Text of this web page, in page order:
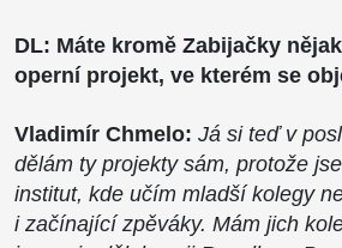
DL: Máte kromě Zabijačky
operní projekt, ve kterém se
Vladimír Chmelo: Já si teď v
dělám ty projekty sám, protože
institut, kde učím mladší kolegy
i začínající zpěváky. Mám jich